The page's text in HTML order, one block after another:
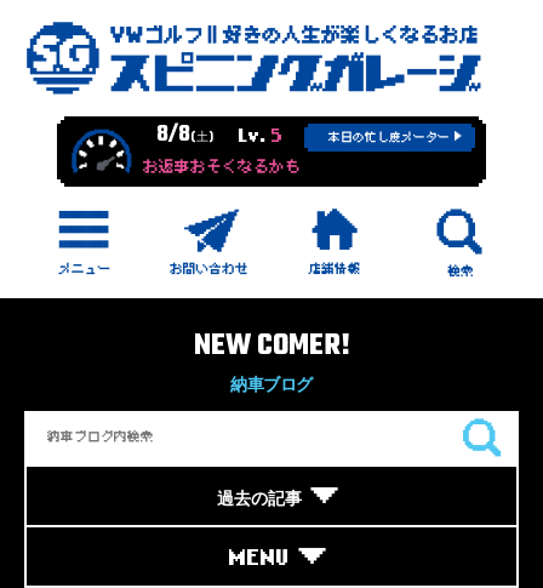
8/8(土) Lv. 5 本日の忙し度メーター
お返事おそくなるかも
NEW COMER!
納車ブログ
過去の記事
MENU